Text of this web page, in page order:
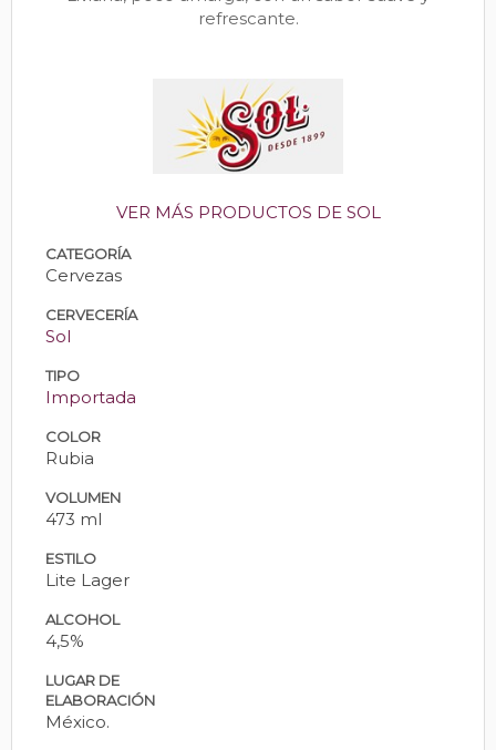
refrescante.
VER MÁS PRODUCTOS DE SOL
CATEGORÍA
Cervezas
CERVECERÍA
Sol
TIPO
Importada
COLOR
Rubia
VOLUMEN
473 ml
ESTILO
Lite Lager
ALCOHOL
4,5%
LUGAR DE
ELABORACIÓN
México.